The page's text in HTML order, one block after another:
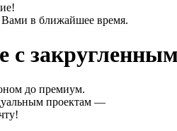
в ближайшее время.
до премиум.
проектам —